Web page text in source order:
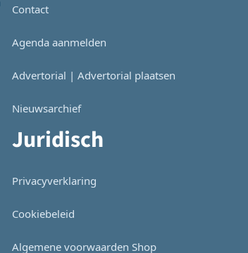
Contact
Agenda aanmelden
Advertorial | Advertorial plaatsen
Nieuwsarchief
Juridisch
Privacyverklaring
Cookiebeleid
Algemene voorwaarden Shop